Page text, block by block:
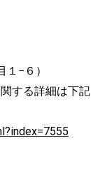
−６）
する詳細は下記